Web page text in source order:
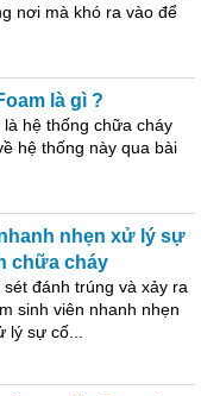
nơi mà khó ra vào để
là gì ?
hệ thống chữa cháy
hệ thống này qua bài
nhẹn xử lý sự
chữa cháy
đánh trúng và xảy ra
sinh viên nhanh nhẹn
sự cố...